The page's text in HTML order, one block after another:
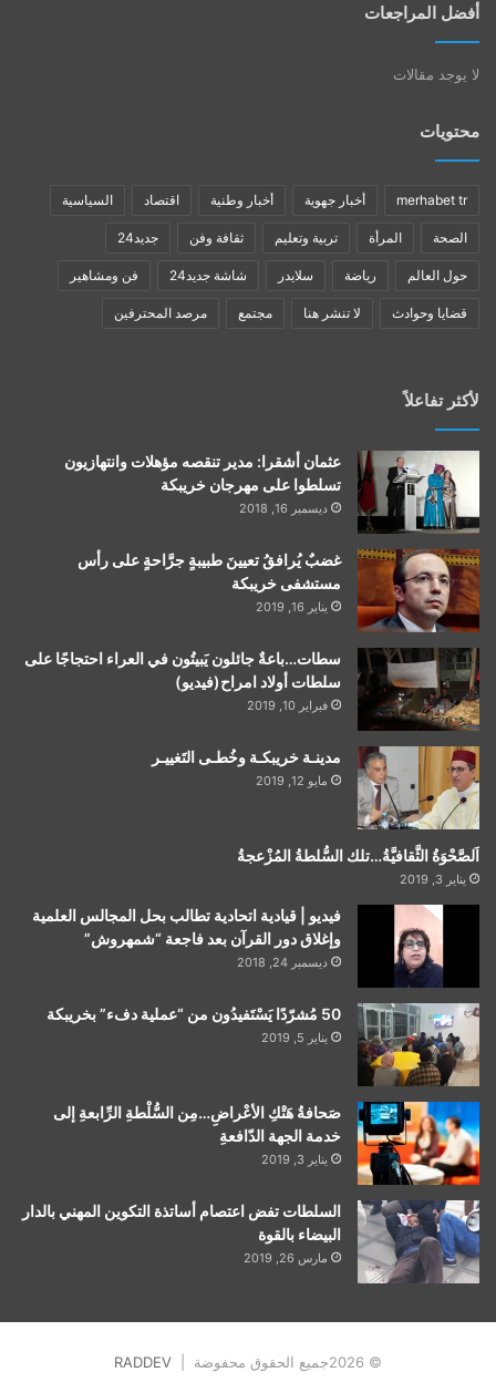
أفضل المراجعات
لا يوجد مقالات
محتويات
merhabet tr أخبار جهوية أخبار وطنية اقتصاد السياسية
الصحة المرأة تربية وتعليم ثقافة وفن جديد24
حول العالم رياضة سلايدر شاشة جديد24 فن ومشاهير
قضايا وحوادث لا تنشر هنا مجتمع مرصد المحترفين
لأكثر تفاعلاً
عثمان أشقرا: مدير تنقصه مؤهلات وانتهازيون
تسلطوا على مهرجان خريبكة
ديسمبر 16, 2018
غضبٌ يُرافقُ تعيينَ طبيبةٍ جرَّاحةٍ على رأس
مستشفى خريبكة
يناير 16, 2019
سطات…باعةٌ جائلون يَبيتُون في العراء احتجاجًا على
سلطات أولاد امراح(فيديو)
فبراير 10, 2019
مدينـة خريبكـة وخُطـى التَغييـر
مايو 12, 2019
اَلصَّحْوَةُ الثَّقافيَّةُ…تلك السُّلطةُ المُزْعجةُ
يناير 3, 2019
فيديو | قيادية اتحادية تطالب بحل المجالس العلمية
وإغلاق دور القرآن بعد فاجعة “شمهروش”
ديسمبر 24, 2018
50 مُشرّدًا يَسْتَفيدُون من “عملية دفء” بخريبكة
يناير 5, 2019
صَحافةُ هَتْكِ الأعْراضِ…مِن السُّلْطةِ الرِّابعةِ إلى
خدمة الجهة الدّافعةِ
يناير 3, 2019
السلطات تفض اعتصام أساتذة التكوين المهني بالدار
البيضاء بالقوة
مارس 26, 2019
© 2026جميع الحقوق محفوضة | RADDEV